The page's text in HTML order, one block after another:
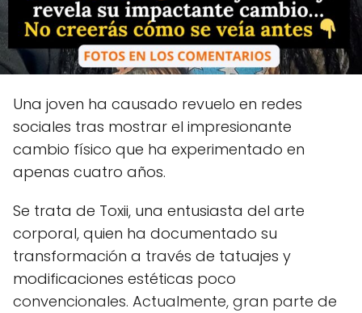
Una joven ha causado revuelo en redes
sociales tras mostrar el impresionante
cambio físico que ha experimentado en
apenas cuatro años.
Se trata de Toxii, una entusiasta del arte
corporal, quien ha documentado su
transformación a través de tatuajes y
modificaciones estéticas poco
convencionales. Actualmente, gran parte de